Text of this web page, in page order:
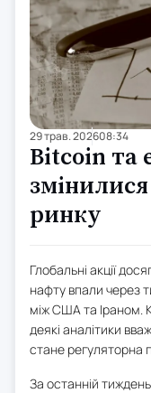
29 трав. 202608:34
Bitcoin та
змінилися
ринку
Глобальні акції
нафту впали через
між США та Іраном.
деякі аналітики
стане регуляторна
За останній